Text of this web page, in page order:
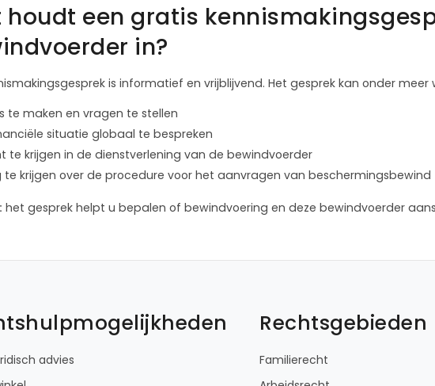
houdt een gratis
in?
is informatief en vrijblijvend. Het gesprek kan onder
te maken en vragen te stellen
situatie globaal te bespreken
te krijgen in de dienstverlening van de bewindvoerder
te krijgen over de procedure voor het aanvragen van beschermingsbewind
het gesprek helpt u bepalen of bewindvoering en deze bewindvoerder
advies
Rechtsgebieden
Familierecht